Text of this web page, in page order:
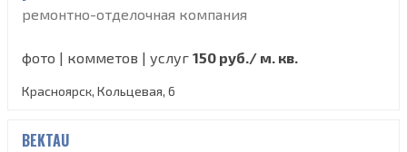
ремонтно-отделочная компания
фото | комметов | услуг 150 руб./ м. кв.
Красноярск, Кольцевая, 6
BEKTAU